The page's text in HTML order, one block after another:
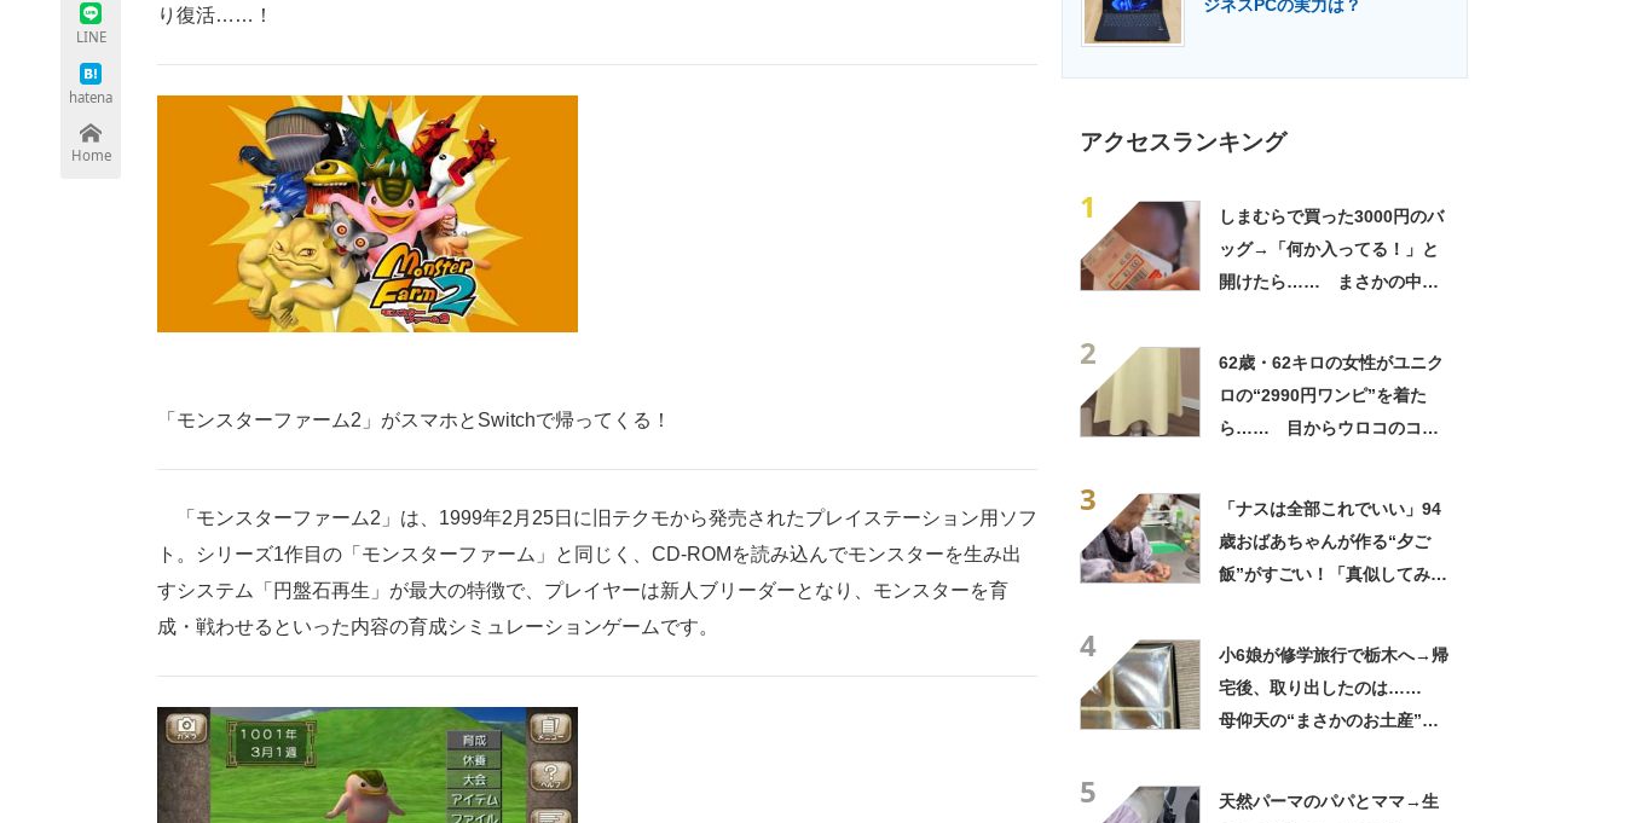
LINE
hatena
Home
り復活……！
「モンスターファーム2」がスマホとSwitchで帰ってくる！
「モンスターファーム2」は、1999年2月25日に旧テクモから発売されたプレイステーション用ソフ
ト。シリーズ1作目の「モンスターファーム」と同じく、CD-ROMを読み込んでモンスターを生み出
すシステム「円盤石再生」が最大の特徴で、プレイヤーは新人ブリーダーとなり、モンスターを育
成・戦わせるといった内容の育成シミュレーションゲームです。
ジネスPCの実力は？
アクセスランキング
1
しまむらで買った3000円のバ
ッグ→「何か入ってる！」と
開けたら…… まさかの中身
2
62歳・62キロの女性がユニク
ロの“2990円ワンピ”を着た
ら…… 目からウロコのコー
3
「ナスは全部これでいい」94
歳おばあちゃんが作る“夕ご
飯”がすごい！「真似してみま
4
小6娘が修学旅行で栃木へ→帰
宅後、取り出したのは……
母仰天の“まさかのお土産”に
5
天然パーマのパパとママ→生